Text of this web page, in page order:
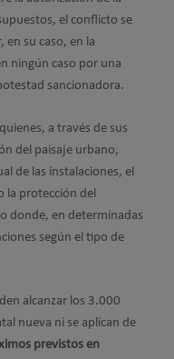
el conflicto se
en su caso, en la
ningún caso por una
sancionadora.
a través de sus
del paisaje urbano,
de las instalaciones, el
la protección del
donde, en determinadas
según el tipo de
alcanzar los 3.000
nueva ni se aplican de
previstos en